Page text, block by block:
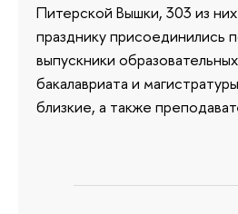
Питерской Вышки, 303 из
празднику присоединились
выпускники
бакалавриата и
близкие, а также